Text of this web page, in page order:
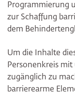
Programmierung
zur Schaffung
dem
Um die Inhalte
Personenkreis
zugänglich zu
barrierearme